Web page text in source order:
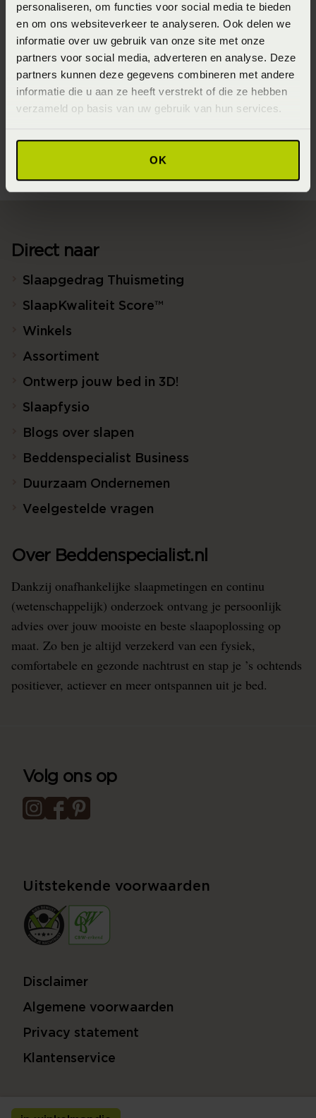
personaliseren, om functies voor social media te bieden
en om ons websiteverkeer te analyseren. Ook delen we
informatie over uw gebruik van onze site met onze
partners voor social media, adverteren en analyse. Deze
partners kunnen deze gegevens combineren met andere
informatie die u aan ze heeft verstrekt of die ze hebben
verzameld op basis van uw gebruik van hun services.
OK
Wasvoorschrift: wassen op 40°C / 60°C (donkere kleuren)
60°C (lichte kleuren) of 90°C (wit)
Materiaal
100% pure katoen (Katoen)
Seizoen
Direct naar
Slaapgedrag Thuismeting
SlaapKwaliteit Score™
Winkels
Assortiment
Ontwerp jouw bed in 3D!
Slaapfysio
Blogs over slapen
Beddenspecialist Business
Duurzaam Ondernemen
Veelgestelde vragen
Over Beddenspecialist.nl
Dankzij onafhankelijke slaapmetingen en continu
(wetenschappelijk) onderzoek ontvang je persoonlijk
advies over jouw mooiste en beste slaapoplossing op
maat. Zo ben je altijd verzekerd van een fysiek,
comfortabele en gezonde nachtrust en stap je ’s ochtends
positiever, actiever en meer ontspannen uit je bed.
Volg ons op
Uitstekende voorwaarden
Disclaimer
Algemene voorwaarden
Privacy statement
Klantenservice